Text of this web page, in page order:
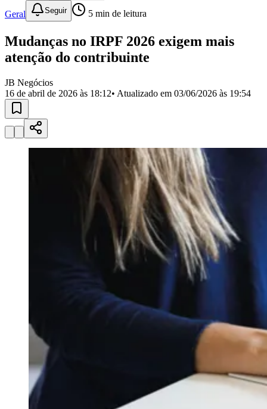
Bairros de Barueri
Selecione sua regiãoPara notícias da sua região
JubranBelval
VistaCalifórniaCarapicuíba CentroChácaras MarcoCidades da
Região
Militar
Califórnia Jardim dos Altos
Esperança Jardim Graziela
Jardim PaulistaJardim Reginalice
Jardim São Silvestre Jardim Silveira
Mutinga Nova Aldeinha Osasco Parque dos
Parque Imperial Parque Santa LuziaParque Viana
Santana de
Vale do SolVila BarrosVila Boa Vista
Vila Engenho Novo Vila Márcia
Vila Nossa Sra. da
Negócios Regionais
Turismo
Segurança Regional
Hospitais Estaduais
Parques & Represas
Cidades da Região
Santana de Parnaíba
Jandira
Pirapora
do Bom Jesus
CajamarCaieiras
Geral Seguir 5 min de leitura
Mudanças no IRPF 2026 exigem mais
atenção do contribuinte
JB Negócios
16 de abril de 2026 às 18:12• Atualizado em 03/06/2026 às 19:54